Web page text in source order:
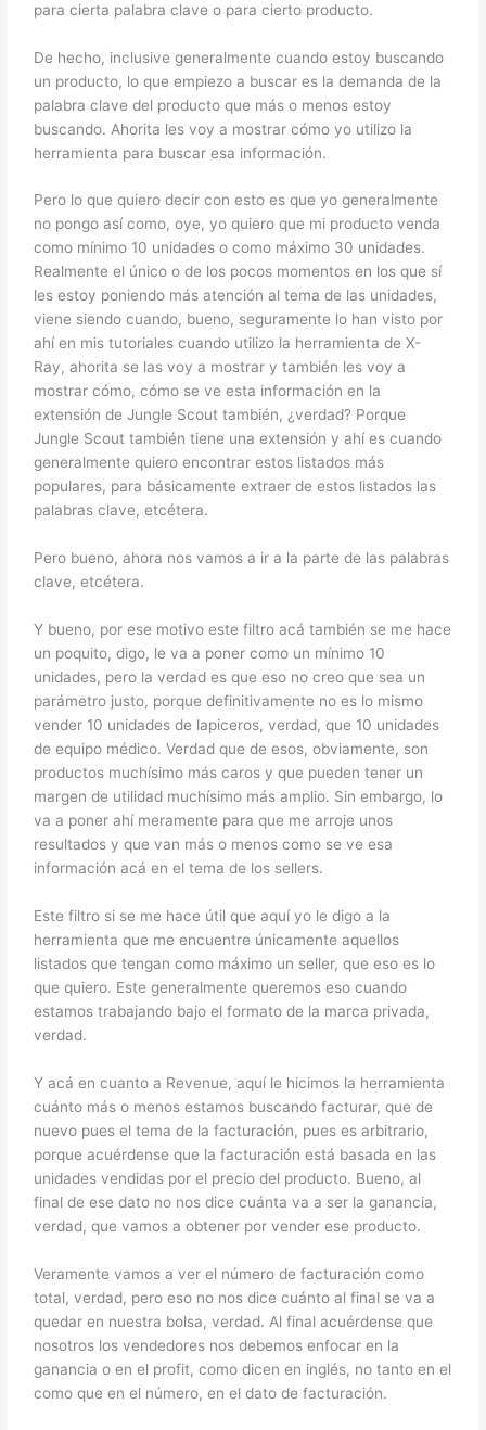
para cierta palabra clave o para cierto producto.
De hecho, inclusive generalmente cuando estoy buscando
un producto, lo que empiezo a buscar es la demanda de la
palabra clave del producto que más o menos estoy
buscando. Ahorita les voy a mostrar cómo yo utilizo la
herramienta para buscar esa información.
Pero lo que quiero decir con esto es que yo generalmente
no pongo así como, oye, yo quiero que mi producto venda
como mínimo 10 unidades o como máximo 30 unidades.
Realmente el único o de los pocos momentos en los que sí
les estoy poniendo más atención al tema de las unidades,
viene siendo cuando, bueno, seguramente lo han visto por
ahí en mis tutoriales cuando utilizo la herramienta de X-
Ray, ahorita se las voy a mostrar y también les voy a
mostrar cómo, cómo se ve esta información en la
extensión de Jungle Scout también, ¿verdad? Porque
Jungle Scout también tiene una extensión y ahí es cuando
generalmente quiero encontrar estos listados más
populares, para básicamente extraer de estos listados las
palabras clave, etcétera.
Pero bueno, ahora nos vamos a ir a la parte de las palabras
clave, etcétera.
Y bueno, por ese motivo este filtro acá también se me hace
un poquito, digo, le va a poner como un mínimo 10
unidades, pero la verdad es que eso no creo que sea un
parámetro justo, porque definitivamente no es lo mismo
vender 10 unidades de lapiceros, verdad, que 10 unidades
de equipo médico. Verdad que de esos, obviamente, son
productos muchísimo más caros y que pueden tener un
margen de utilidad muchísimo más amplio. Sin embargo, lo
va a poner ahí meramente para que me arroje unos
resultados y que van más o menos como se ve esa
información acá en el tema de los sellers.
Este filtro si se me hace útil que aquí yo le digo a la
herramienta que me encuentre únicamente aquellos
listados que tengan como máximo un seller, que eso es lo
que quiero. Este generalmente queremos eso cuando
estamos trabajando bajo el formato de la marca privada,
verdad.
Y acá en cuanto a Revenue, aquí le hicimos la herramienta
cuánto más o menos estamos buscando facturar, que de
nuevo pues el tema de la facturación, pues es arbitrario,
porque acuérdense que la facturación está basada en las
unidades vendidas por el precio del producto. Bueno, al
final de ese dato no nos dice cuánta va a ser la ganancia,
verdad, que vamos a obtener por vender ese producto.
Veramente vamos a ver el número de facturación como
total, verdad, pero eso no nos dice cuánto al final se va a
quedar en nuestra bolsa, verdad. Al final acuérdense que
nosotros los vendedores nos debemos enfocar en la
ganancia o en el profit, como dicen en inglés, no tanto en el
como que en el número, en el dato de facturación.